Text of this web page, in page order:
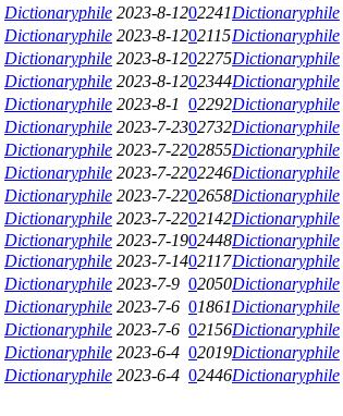
Dictionaryphile 2023-8-1202241Dictionaryphile
Dictionaryphile 2023-8-1202115Dictionaryphile
Dictionaryphile 2023-8-1202275Dictionaryphile
Dictionaryphile 2023-8-1202344Dictionaryphile
Dictionaryphile 2023-8-1 02292Dictionaryphile
Dictionaryphile 2023-7-2302732Dictionaryphile
Dictionaryphile 2023-7-2202855Dictionaryphile
Dictionaryphile 2023-7-2202246Dictionaryphile
Dictionaryphile 2023-7-2202658Dictionaryphile
Dictionaryphile 2023-7-2202142Dictionaryphile
Dictionaryphile 2023-7-1902448Dictionaryphile
Dictionaryphile 2023-7-1402117Dictionaryphile
Dictionaryphile 2023-7-9 02050Dictionaryphile
Dictionaryphile 2023-7-6 01861Dictionaryphile
Dictionaryphile 2023-7-6 02156Dictionaryphile
Dictionaryphile 2023-6-4 02019Dictionaryphile
Dictionaryphile 2023-6-4 02446Dictionaryphile